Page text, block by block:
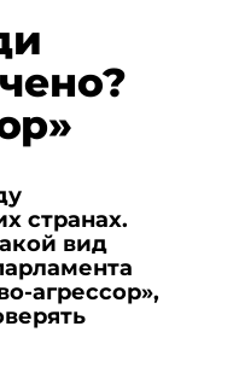
странах.
вид
агрессор»,